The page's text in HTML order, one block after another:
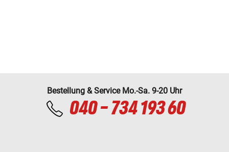
Bestellung & Service Mo.-Sa. 9-20 Uhr
040 - 734 193 60